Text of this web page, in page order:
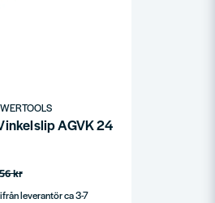
AGVK 24-230 EK DMS
kr
leverantör ca 3-7